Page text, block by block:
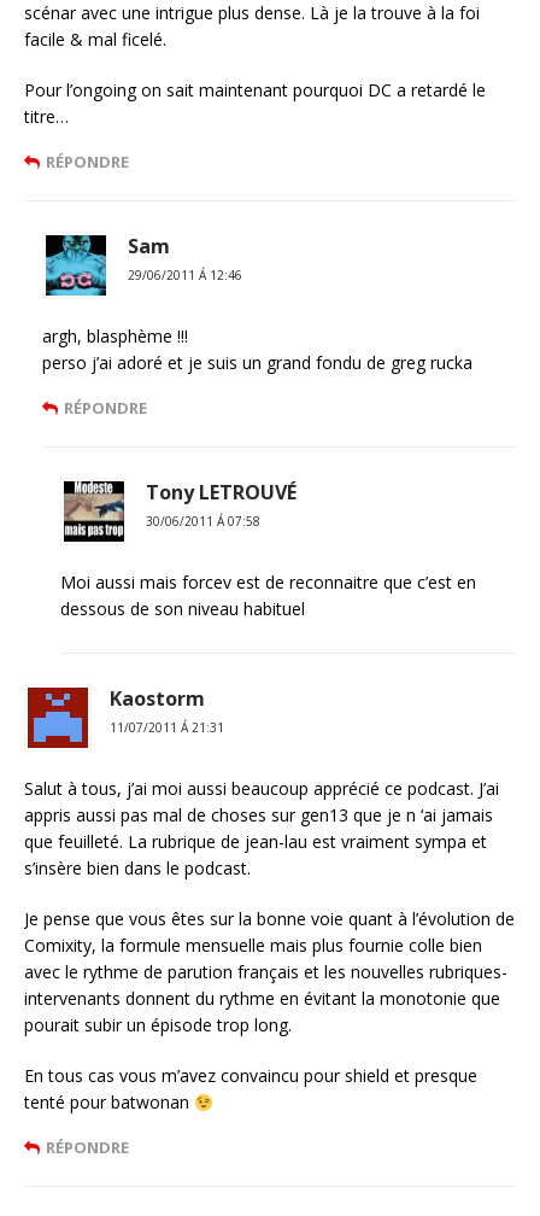
scénar avec une intrigue plus dense. Là je la trouve à la foi
facile & mal ficelé.
Pour l’ongoing on sait maintenant pourquoi DC a retardé le
titre…
RÉPONDRE
Sam
29/06/2011 Á 12:46
argh, blasphème !!!
perso j’ai adoré et je suis un grand fondu de greg rucka
RÉPONDRE
Tony LETROUVÉ
30/06/2011 Á 07:58
Moi aussi mais forcev est de reconnaitre que c’est en
dessous de son niveau habituel
Kaostorm
11/07/2011 Á 21:31
Salut à tous, j’ai moi aussi beaucoup apprécié ce podcast. J’ai
appris aussi pas mal de choses sur gen13 que je n ‘ai jamais
que feuilleté. La rubrique de jean-lau est vraiment sympa et
s’insère bien dans le podcast.
Je pense que vous êtes sur la bonne voie quant à l’évolution de
Comixity, la formule mensuelle mais plus fournie colle bien
avec le rythme de parution français et les nouvelles rubriques-
intervenants donnent du rythme en évitant la monotonie que
pourait subir un épisode trop long.
En tous cas vous m’avez convaincu pour shield et presque
tenté pour batwonan
RÉPONDRE